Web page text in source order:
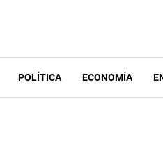
POLÍTICA ECONOMÍA